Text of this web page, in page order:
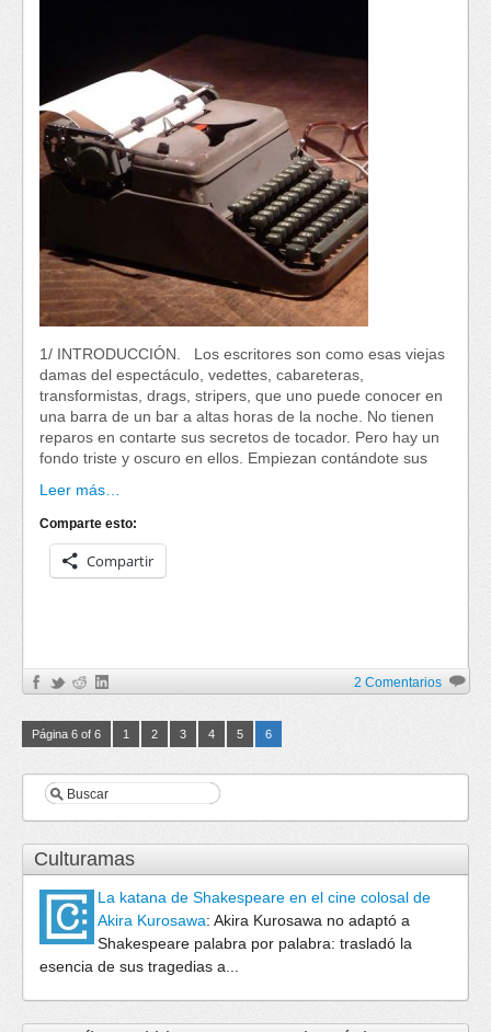
1/ INTRODUCCIÓN. Los escritores son como esas viejas
damas del espectáculo, vedettes, cabareteras,
transformistas, drags, stripers, que uno puede conocer en
una barra de un bar a altas horas de la noche. No tienen
reparos en contarte sus secretos de tocador. Pero hay un
fondo triste y oscuro en ellos. Empiezan contándote sus
Leer más…
Comparte esto:
Compartir
2 Comentarios
Página 6 of 6 1 2 3 4 5 6
Culturamas
La katana de Shakespeare en el cine colosal de
Akira Kurosawa: Akira Kurosawa no adaptó a
Shakespeare palabra por palabra: trasladó la
esencia de sus tragedias a...